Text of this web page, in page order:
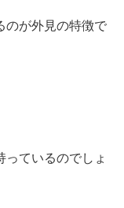
のが外見の特徴で
っているのでしょ